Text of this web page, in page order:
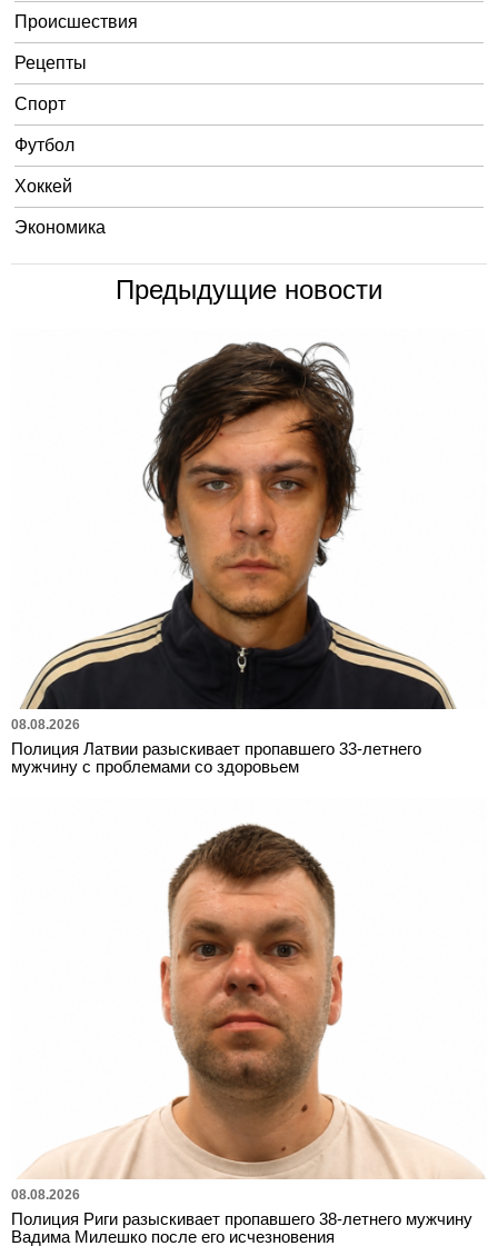
Происшествия
Рецепты
Спорт
Футбол
Хоккей
Экономика
Предыдущие новости
08.08.2026
Полиция Латвии разыскивает пропавшего 33-летнего
мужчину с проблемами со здоровьем
08.08.2026
Полиция Риги разыскивает пропавшего 38-летнего мужчину
Вадима Милешко после его исчезновения